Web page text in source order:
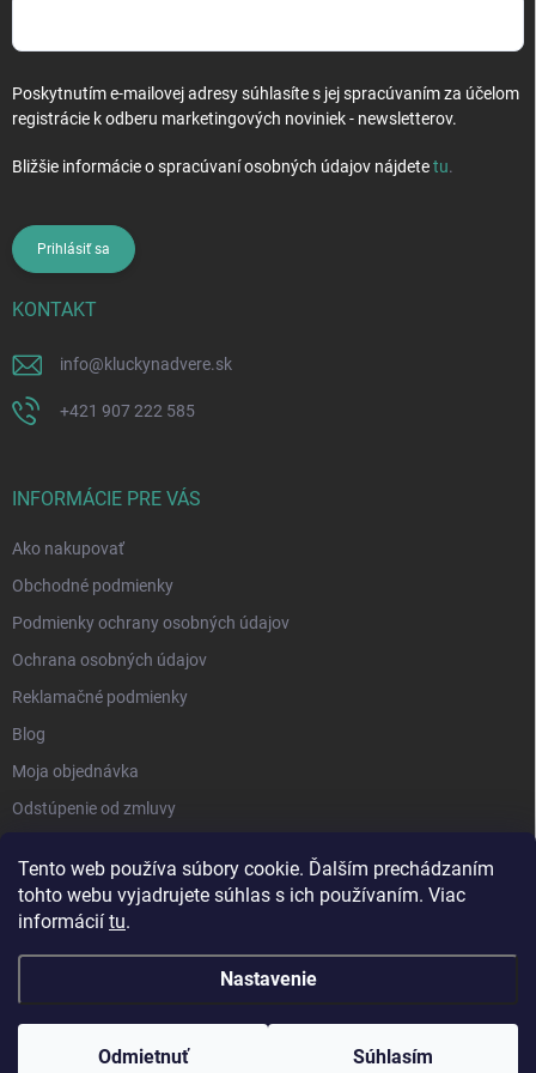
Tento web používa súbory cookie. Ďalším prechádzaním
tohto webu vyjadrujete súhlas s ich používaním. Viac
informácií tu.
Nastavenie
Odmietnuť Súhlasím
Poskytnutím e-mailovej adresy súhlasíte s jej spracúvaním za účelom
registrácie k odberu marketingových noviniek - newsletterov.
Bližšie informácie o spracúvaní osobných údajov nájdetetu.
Prihlásiť sa
KONTAKT
info@kluckynadvere.sk
+421 907 222 585
INFORMÁCIE PRE VÁS
Ako nakupovať
Obchodné podmienky
Podmienky ochrany osobných údajov
Ochrana osobných údajov
Reklamačné podmienky
Blog
Moja objednávka
Odstúpenie od zmluvy
Copyright 2026Kluckynadvere.sk. Všetky práva vyhradené.Upraviť